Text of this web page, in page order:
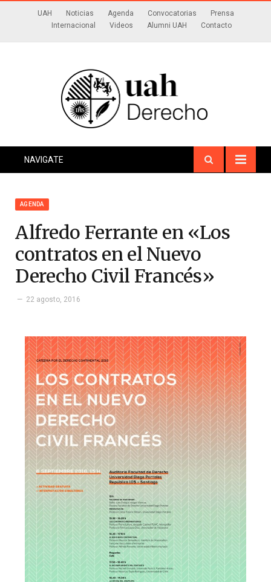
UAH Noticias Agenda Convocatorias
Prensa
Internacional
Videos Alumni UAH Contacto
NAVIGATE
AGENDA
Alfredo Ferrante en «Los
contratos en el Nuevo
Derecho Civil Francés»
22 agosto, 2016